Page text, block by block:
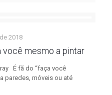
2018
você mesmo a pintar
É fã do “faça você
paredes, móveis ou até